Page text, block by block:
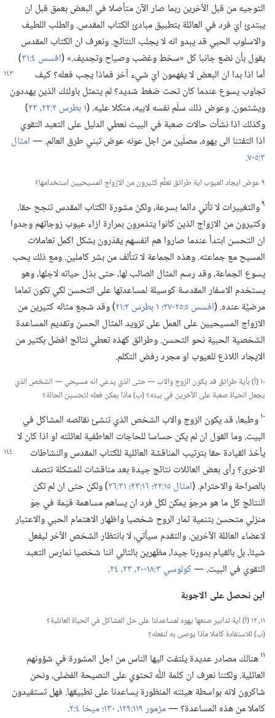
التوجيه من قبل الآخرين ربما صار الآن متأصلا في البعض بعمق قبل ان
يبتدئ ايّ فرد في العائلة بتطبيق مبادئ الكتاب المقدس.‏ والطلب اللطيف
والاسلوب الحبي قد يبدو انه لا يجلب النتائج.‏ ونعرف ان الكتاب المقدس
يقول بأن نضع جانبا كل «سخط وغضب وصياح وتجديف.‏» (‏افسس ٤:‏٣١
‏)‏
أما اذابدا ان البعض لا يفهمون ايّ شيء آخر فماذا يجب فعله؟‏ كيف
تجاوب يسوع عندما كان تحت ضغط شديد؟‏ لم يتمثل باولئك الذين يهددون
ويشتمون.‏ وعوض ذلك سلّم نفسه لابيه،‏ متكلا عليه.‏ (‏١ بطرس ٢:‏​٢٢،‏ ٢٣
‏)‏
وكذلك اذا نشأت حالات صعبة في البيت نعطي الدليل على التعبد التقوي
اذا التفتنا الى يهوه،‏ مصلّين من اجل عونه عوض تبني طرق العالم.‏ —‏امثال
٣:‏​٥-‏٧
‏.‏
٩ عوض ايجاد العيوب اية طرائق تعلَّم كثيرون من الازواج المسيحيين استخدامها؟‏
٩والتغييرات لا تأتي دائما بسرعة،‏ ولكنّ مشورة الكتاب المقدس تنجح حقا.‏
وكثيرون من الازواج الذين كانوا يتذمرون بمرارة ازاء عيوب زوجاتهم وجدوا
ان التحسن ابتدأ عندما صاروا هم انفسهم يقدّرون بشكل اكمل تعاملات
المسيح مع جماعته.‏ وهذه الجماعة لا تتألف من بشر كاملين.‏ ومع ذلك يحب
يسوع الجماعة،‏ وقد رسم المثال الصائب لها،‏ حتى بذل حياته لاجلها،‏ وهو
يستخدم الاسفار المقدسة كوسيلة لمساعدتها على التحسن لكي تكون تماما
مرضيَّة عنده.‏ (‏افسس ٥:‏​٢٥-‏٢٧؛‏
‏)‏ وقد شجع مثاله كثيرين من
الازواج المسيحيين على العمل على تزويد المثال الحسن وتقديم المساعدة
الشخصية الحبية نحو التحسن.‏ وطرائق كهذه تعطي نتائج افضل بكثير من
الايجاد اللاذع للعيوب او مجرد رفض التكلم.‏
١٠ (‏أ)‏ بأية طرائق قد يكون الزوج والاب —‏ حتى الذي يدعي انه مسيحي —‏ الشخص الذي
يجعل الحياة صعبة على الآخرين في بيته؟‏ (‏ب)‏ ماذا يمكن فعله لتحسين الحالة؟‏
١٠وطبعا،‏ قد يكون الزوج والاب الشخص الذي تنشئ نقائصه المشاكل في
البيت.‏ وما القول ان لم يكن حساسا للحاجات العاطفية لعائلته او اذا كان لا
يأخذ القيادة حقا بترتيب المناقشة العائلية للكتاب المقدس والنشاطات
الاخرى؟‏ رأى بعض العائلات نتائج جيدة بعد مناقشات للمشكلة تتصف
بالصراحة والاحترام.‏ (‏امثال ١٥:‏٢٢؛‏
‏)‏ ولكن حتى ان لم تكن
النتائج كل ما هو مرجوّ يمكن لكل فرد ان يساهم مساهمة قيّمة في جوّ
منزلي متحسن بتنمية ثمار الروح شخصيا واظهار الاهتمام الحبي والاعتبار
لاعضاء العائلة الآخرين.‏ والتقدم سيأتي،‏ لا بانتظار الشخص الآخر ليفعل
شيئا،‏ بل بالقيام بدورنا جيدا،‏ مظهرين بالتالي اننا شخصيا نمارس التعبد
التقوي في البيت.‏ —‏كولوسي ٣:‏​١٨-‏٢٠،‏
‏.‏
اين نحصل على الاجوبة
١١،‏ ١٢ (‏أ)‏ اية تدابير صنعها يهوه لمساعدتنا على حل المشاكل في الحياة العائلية؟‏
(‏ب)‏ للاستفادة كاملا ماذا يوصى به لنفعله؟‏
١١هنالك مصادر عديدة يلتفت اليها الناس من اجل المشورة في شؤونهم
العائلية.‏ ولكننا نعرف ان كلمة اللّٰه تحتوي على النصيحة الفضلى،‏ ونحن
شاكرون لانه بواسطة هيئته المنظورة يساعدنا على تطبيقها.‏ فهل تستفيدون
كاملا من هذه المساعدة؟‏ —‏مزمور ١١٩:‏١٢٩،‏ ١٣٠؛‏ ميخا ٤:‏٢ ‏.‏